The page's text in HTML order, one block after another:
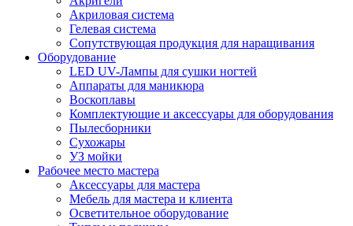
Акриловая система
Гелевая система
Сопутствующая продукция для наращивания
Оборудование
LED UV-Лампы для сушки ногтей
Аппараты для маникюра
Воскоплавы
Комплектующие и аксессуары для оборудования
Пылесборники
Сухожары
УЗ мойки
Рабочее место мастера
Аксессуары для мастера
Мебель для мастера и клиента
Осветительное оборудование